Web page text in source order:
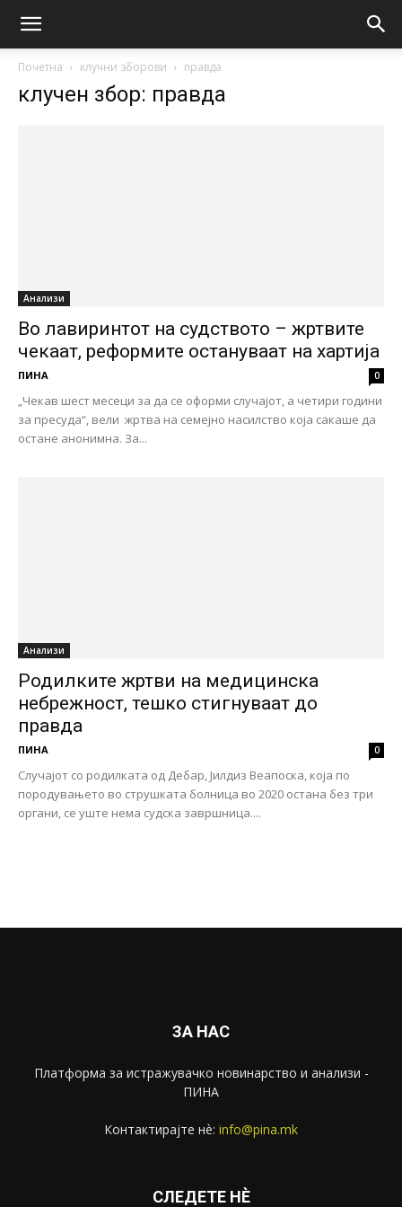
Почетна клучни зборови правда
клучен збор: правда
Анализи
Во лавиринтот на судството – жртвите
чекаат, реформите остануваат на хартија
ПИНА 0
„Чекав шест месеци за да се оформи случајот, а четири години
за пресуда“, вели жртва на семејно насилство која сакаше да
остане анонимна. За...
Анализи
Родилките жртви на медицинска
небрежност, тешко стигнуваат до
правда
ПИНА 0
Случајот со родилката од Дебар, Јилдиз Веапоска, која по
породувањето во струшката болница во 2020 остана без три
органи, се уште нема судска завршница....
ЗА НАС
Платформа за истражувачко новинарство и анализи -
ПИНА
Контактирајте нѐ: info@pina.mk
СЛЕДЕТЕ НЀ